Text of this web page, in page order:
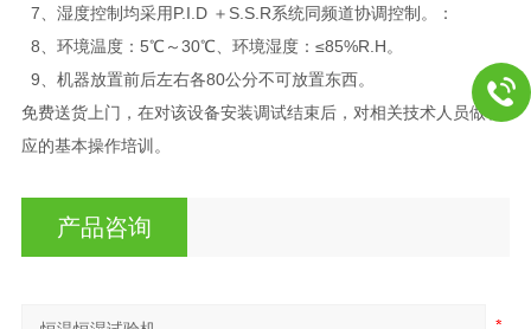
7、湿度控制均采用P.I.D ＋S.S.R系统同频道协调控制。：
8、环境温度：5℃～30℃、环境湿度：≤85%R.H。
9、机器放置前后左右各80公分不可放置东西。
免费送货上门，在对该设备安装调试结束后，对相关技术人员做相
应的基本操作培训。
产品咨询